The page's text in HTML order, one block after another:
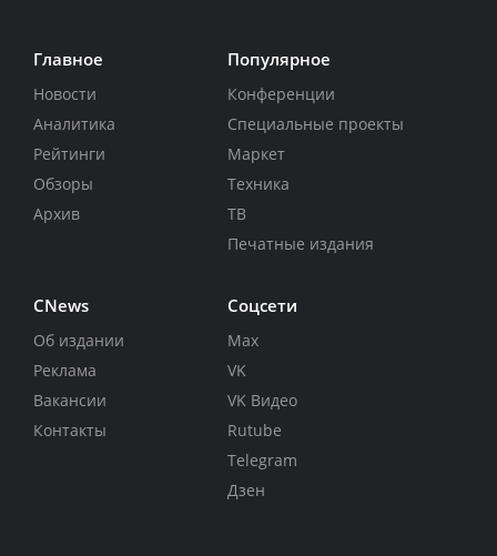
Главное
Новости
Аналитика
Рейтинги
Обзоры
Архив
Популярное
Конференции
Специальные проекты
Маркет
Техника
ТВ
Печатные издания
CNews
Об издании
Реклама
Вакансии
Контакты
Соцсети
Max
VK
VK Видео
Rutube
Telegram
Дзен